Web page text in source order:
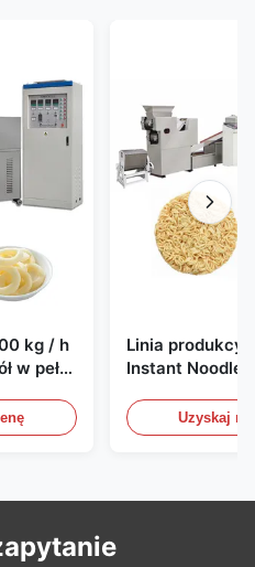
kg / h
w pełni
Linia
Instant Noodle
Uzyskaj